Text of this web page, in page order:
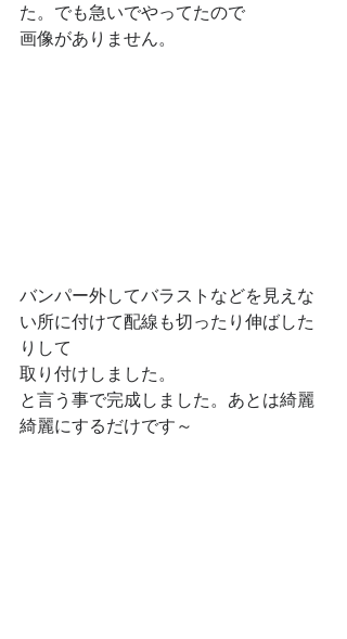
た。でも急いでやってたので
画像がありません。
バンパー外してバラストなどを見えな
い所に付けて配線も切ったり伸ばした
りして
取り付けしました。
と言う事で完成しました。あとは綺麗
綺麗にするだけです～